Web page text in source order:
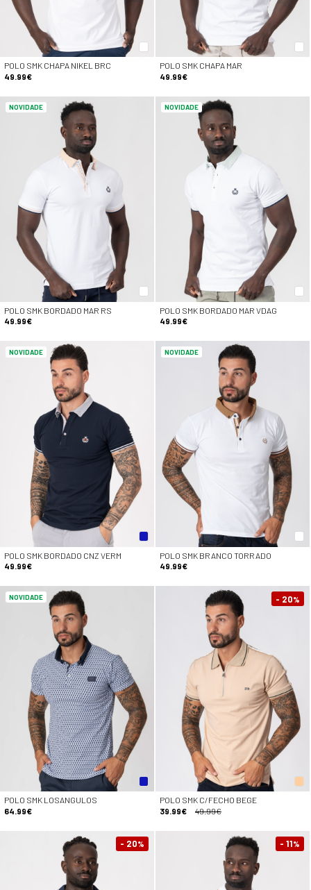
POLO SMK CHAPA NIKEL BRC
49.99€
POLO SMK CHAPA MAR
49.99€
NOVIDADE
POLO SMK BORDADO MAR RS
49.99€
NOVIDADE
POLO SMK BORDADO MAR VDAG
49.99€
NOVIDADE
POLO SMK BORDADO CNZ VERM
49.99€
NOVIDADE
POLO SMK BRANCO TORRADO
49.99€
NOVIDADE
POLO SMK LOSANGULOS
64.99€
- 20%
POLO SMK C/FECHO BEGE
39.99€
49.99€
- 20% - 11%